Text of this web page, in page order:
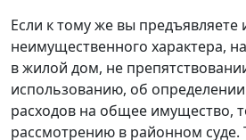
Если к тому же вы
неимущественного характера,
в жилой дом, не
использованию, об
расходов на общее имущество,
рассмотрению в районном